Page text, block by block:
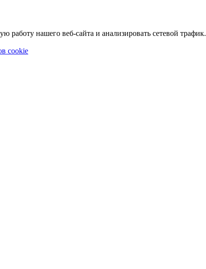
нашего веб-сайта и анализировать сетевой трафик.
cookie